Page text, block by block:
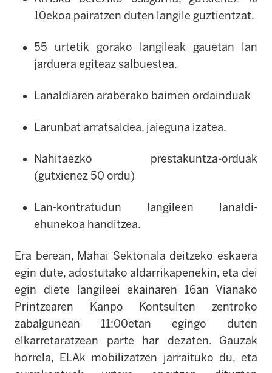
10ekoa pairatzen duten langile guztientzat.
55 urtetik gorako langileak gauetan lan
jarduera egiteaz salbuestea.
Lanaldiaren araberako baimen ordainduak
Larunbat arratsaldea, jaieguna izatea.
Nahitaezko prestakuntza-orduak
(gutxienez 50 ordu)
Lan-kontratudun langileen lanaldi-
ehunekoa handitzea.
Era berean, Mahai Sektoriala deitzeko eskaera
egin dute, adostutako aldarrikapenekin, eta dei
egin diete langileei ekainaren 16an Vianako
Printzearen Kanpo Kontsulten zentroko
zabalgunean 11:00etan egingo duten
elkarretaratzean parte har dezaten. Gauzak
horrela, ELAk mobilizatzen jarraituko du, eta